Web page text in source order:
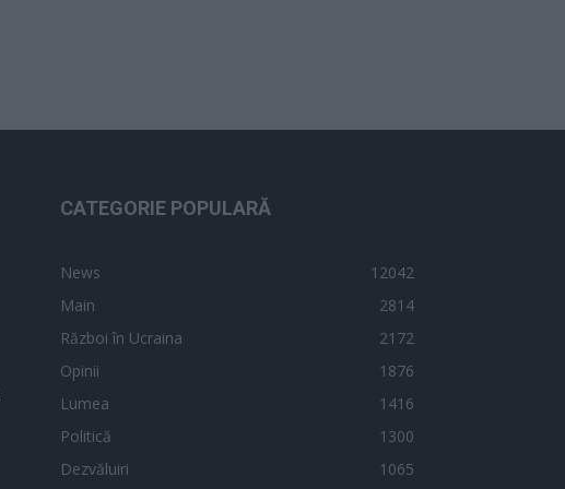
CATEGORIE POPULARĂ
News
12042
Main
2814
Război în Ucraina
2172
Opinii
1876
Lumea
1416
Politică
1300
Dezvăluiri
1065